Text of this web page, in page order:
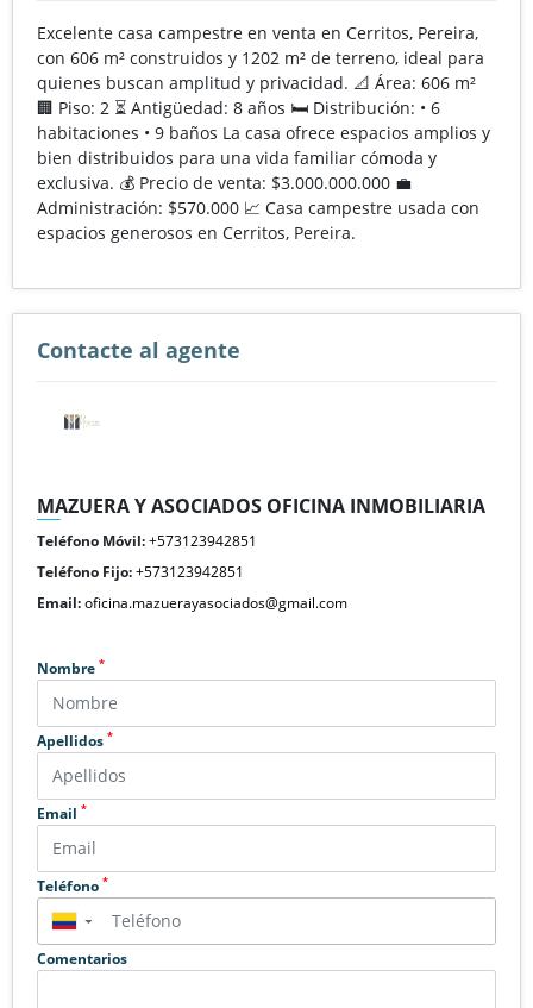
Excelente casa campestre en venta en Cerritos, Pereira,
con 606 m² construidos y 1202 m² de terreno, ideal para
quienes buscan amplitud y privacidad. 📐 Área: 606 m²
🏢 Piso: 2 ⏳ Antigüedad: 8 años 🛏️ Distribución: • 6
habitaciones • 9 baños La casa ofrece espacios amplios y
bien distribuidos para una vida familiar cómoda y
exclusiva. 💰 Precio de venta: $3.000.000.000 💼
Administración: $570.000 📈 Casa campestre usada con
espacios generosos en Cerritos, Pereira.
Contacte al agente
MAZUERA Y ASOCIADOS OFICINA INMOBILIARIA
Teléfono Móvil:+573123942851
Teléfono Fijo:+573123942851
Email:oficina.mazuerayasociados@gmail.com
Nombre *
Apellidos *
Email *
Teléfono *
▼
Comentarios